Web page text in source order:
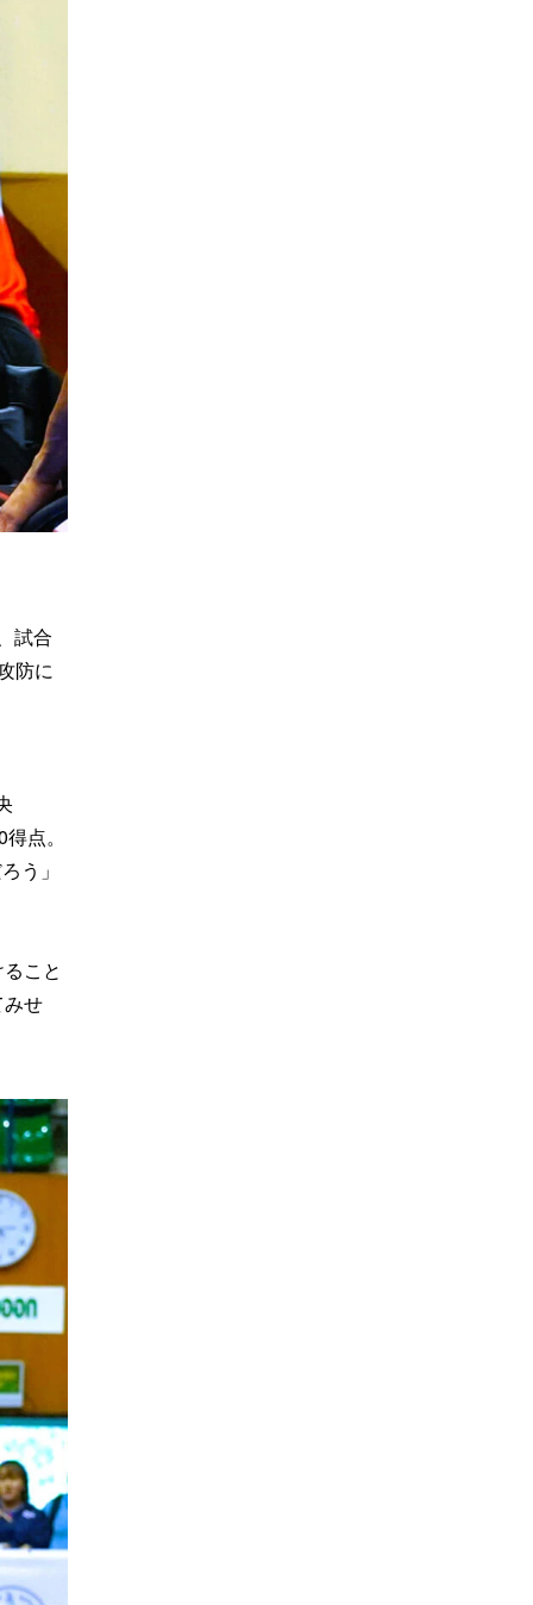
試合
防に
点。
う」
こと
せ